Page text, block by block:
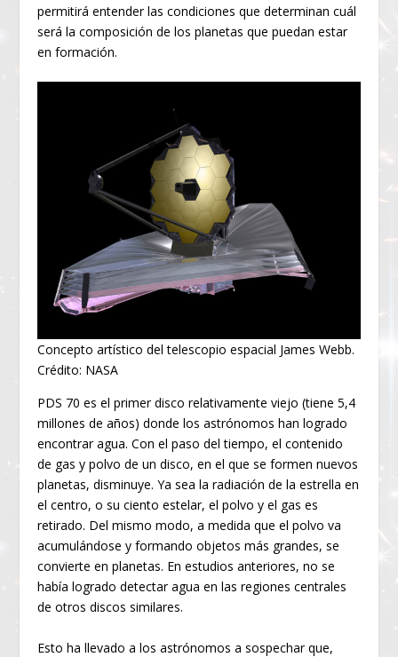
permitirá entender las condiciones que determinan cuál
será la composición de los planetas que puedan estar
en formación.
Concepto artístico del telescopio espacial James Webb.
Crédito: NASA
PDS 70 es el primer disco relativamente viejo (tiene 5,4
millones de años) donde los astrónomos han logrado
encontrar agua. Con el paso del tiempo, el contenido
de gas y polvo de un disco, en el que se formen nuevos
planetas, disminuye. Ya sea la radiación de la estrella en
el centro, o su ciento estelar, el polvo y el gas es
retirado. Del mismo modo, a medida que el polvo va
acumulándose y formando objetos más grandes, se
convierte en planetas. En estudios anteriores, no se
había logrado detectar agua en las regiones centrales
de otros discos similares.
Esto ha llevado a los astrónomos a sospechar que,